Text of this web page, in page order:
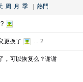
周 月 季 熱門
更换了 ... 2
，可以恢复么？谢谢